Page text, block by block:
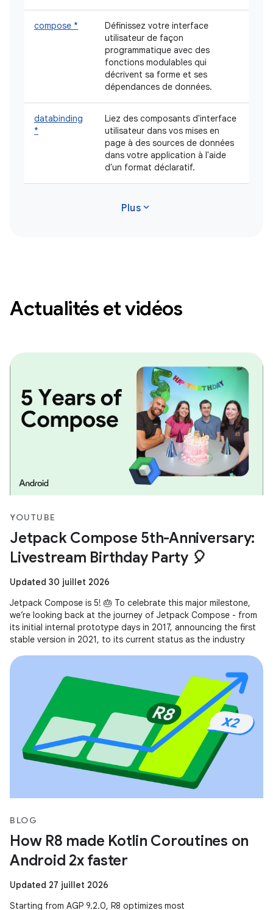
compose *
Définissez votre interface
utilisateur de façon
programmatique avec des
fonctions modulables qui
décrivent sa forme et ses
dépendances de données.
databinding
*
Liez des composants d'interface
utilisateur dans vos mises en
page à des sources de données
dans votre application à l'aide
d'un format déclaratif.
Plus expand_more
Actualités et vidéos
YOUTUBE
Jetpack Compose 5th-Anniversary:
Livestream Birthday Party 🎈
Updated 30 juillet 2026
Jetpack Compose is 5! 🎂 To celebrate this major milestone,
we’re looking back at the journey of Jetpack Compose - from
its initial internal prototype days in 2017, announcing the first
stable version in 2021, to its current status as the industry
BLOG
How R8 made Kotlin Coroutines on
Android 2x faster
Updated 27 juillet 2026
Starting from AGP 9.2.0, R8 optimizes most